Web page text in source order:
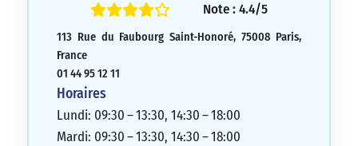
Note : 4.4/5
113 Rue du Faubourg Saint-Honoré, 75008 Paris,
France
01 44 95 12 11
Horaires
Lundi: 09:30 – 13:30, 14:30 – 18:00
Mardi: 09:30 – 13:30, 14:30 – 18:00